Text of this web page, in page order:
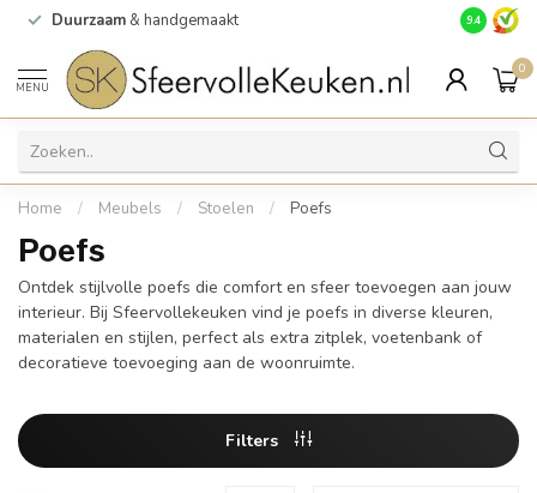
Duurzaam & handgemaakt Gratis
9.4
MENU
0
Home / Meubels / Stoelen / Poefs
Poefs
Ontdek stijlvolle poefs die comfort en sfeer toevoegen aan jouw
interieur. Bij Sfeervollekeuken vind je poefs in diverse kleuren,
materialen en stijlen, perfect als extra zitplek, voetenbank of
decoratieve toevoeging aan de woonruimte.
Filters